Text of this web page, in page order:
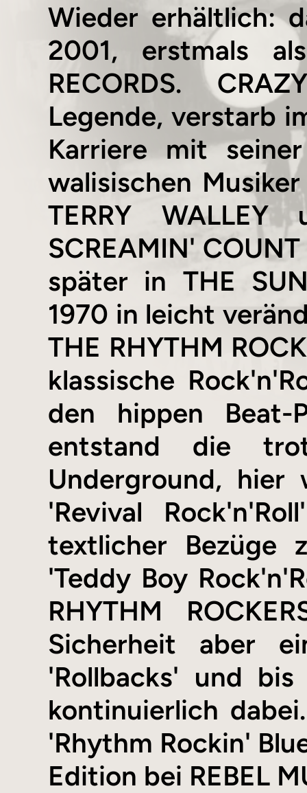
Wieder erhältlich:
2001, erstmals
RECORDS.
Legende, verstarb
Karriere mit
walisischen
TERRY
SCREAMIN'
später in THE
1970 in leicht
THE RHYTHM
klassische
den hippen Beat-
entstand die
Underground,
'Revival
textlicher Bezüge
'Teddy Boy
RHYTHM
Sicherheit aber
'Rollbacks' und
kontinuierlich
'Rhythm Rockin'
Edition bei REBEL